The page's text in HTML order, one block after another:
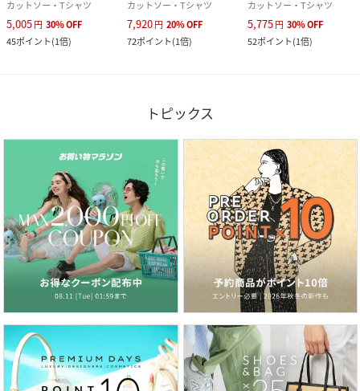
カットソー・Tシャツ
5,005円 30%OFF
45ポイント(1倍)
カットソー・Tシャツ
7,920円 20%OFF
72ポイント(1倍)
カットソー・Tシャツ
5,775円 30%OFF
52ポイント(1倍)
トピックス